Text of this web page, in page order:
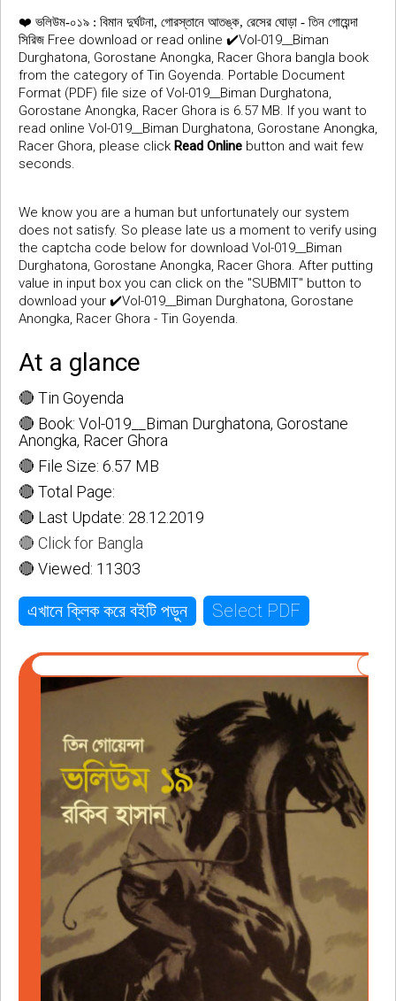
❤️ ভলিউম-০১৯ : বিমান দুর্ঘটনা, গোরস্তানে আতঙ্ক, রেসের ঘোড়া - তিন গোয়েন্দা
সিরিজ Free download or read online ✔️Vol-019__Biman
Durghatona, Gorostane Anongka, Racer Ghora bangla book
from the category of Tin Goyenda. Portable Document
Format (PDF) file size of Vol-019__Biman Durghatona,
Gorostane Anongka, Racer Ghora is 6.57 MB. If you want to
read online Vol-019__Biman Durghatona, Gorostane Anongka,
Racer Ghora, please click Read Online button and wait few
seconds.
We know you are a human but unfortunately our system
does not satisfy. So please late us a moment to verify using
the captcha code below for download Vol-019__Biman
Durghatona, Gorostane Anongka, Racer Ghora. After putting
value in input box you can click on the "SUBMIT" button to
download your ✔️Vol-019__Biman Durghatona, Gorostane
Anongka, Racer Ghora - Tin Goyenda.
At a glance
🔴 Tin Goyenda
🔴 Book: Vol-019__Biman Durghatona, Gorostane
Anongka, Racer Ghora
🔴 File Size: 6.57 MB
🔴 Total Page:
🔴 Last Update: 28.12.2019
🔴 Click for Bangla
🔴 Viewed: 11303
এখানে ক্লিক করে বইটি পড়ুন Select PDF